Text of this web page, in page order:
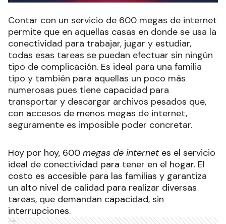
Contar con un servicio de 600 megas de internet
permite que en aquellas casas en donde se usa la
conectividad para trabajar, jugar y estudiar,
todas esas tareas se puedan efectuar sin ningún
tipo de complicación. Es ideal para una familia
tipo y también para aquellas un poco más
numerosas pues tiene capacidad para
transportar y descargar archivos pesados que,
con accesos de menos megas de internet,
seguramente es imposible poder concretar.
Hoy por hoy, 600 megas de internet es el servicio
ideal de conectividad para tener en el hogar. El
costo es accesible para las familias y garantiza
un alto nivel de calidad para realizar diversas
tareas, que demandan capacidad, sin
interrupciones.
Ads